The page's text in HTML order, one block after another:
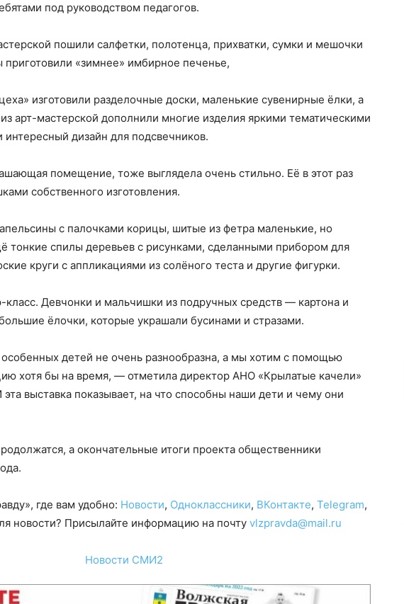
под руководством педагогов.
пошили салфетки, полотенца, прихватки, сумки и мешочки
приготовили «зимнее» имбирное печенье,
изготовили разделочные доски, маленькие сувенирные ёлки, а
арт-мастерской дополнили многие изделия яркими тематическими
дизайн для подсвечников.
помещение, тоже выглядела очень стильно. Её в этот раз
собственного изготовления.
с палочками корицы, шитые из фетра маленькие, но
тонкие спилы деревьев с рисунками, сделанными прибором для
круги с аппликациями из солёного теста и другие фигурки.
Девчонки и мальчишки из подручных средств — картона и
ёлочки, которые украшали бусинами и стразами.
детей не очень разнообразна, а мы хотим с помощью
хотя бы на время, — отметила директор АНО «Крылатые качели»
выставка показывает, на что способны наши дети и чему они
а окончательные итоги проекта общественники
где вам удобно: Новости, Одноклассники, ВКонтакте, Telegram,
новости? Присылайте информацию на почту vlzpravda@mail.ru
Новости СМИ2